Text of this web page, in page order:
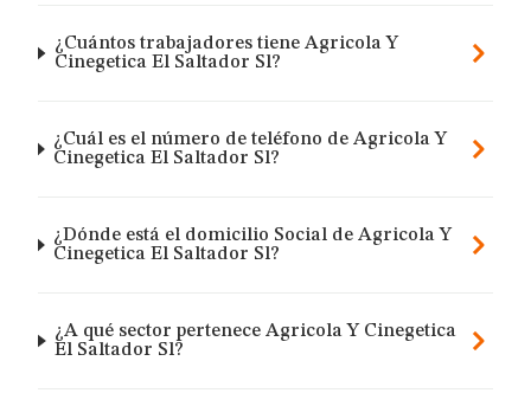
¿Cuántos trabajadores tiene Agricola Y
Cinegetica El Saltador Sl?
¿Cuál es el número de teléfono de Agricola Y
Cinegetica El Saltador Sl?
¿Dónde está el domicilio Social de Agricola Y
Cinegetica El Saltador Sl?
¿A qué sector pertenece Agricola Y Cinegetica
El Saltador Sl?